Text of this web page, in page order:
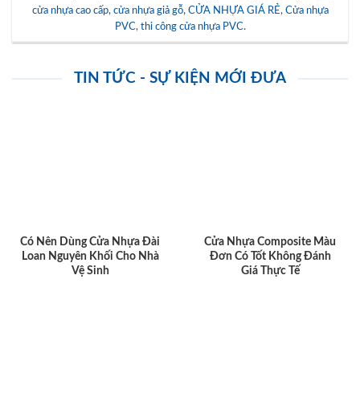
cửa nhựa cao cấp, cửa nhựa giả gỗ, CỬA NHỰA GIÁ RẺ , Cửa nhựa
PVC, thi công cửa nhựa PVC.
TIN TỨC - SỰ KIỆN MỚI ĐƯA
Có Nên Dùng Cửa Nhựa Đài
Loan Nguyên Khối Cho Nhà
Vệ Sinh
Cửa Nhựa Composite Màu
Đơn Có Tốt Không Đánh
Giá Thực Tế